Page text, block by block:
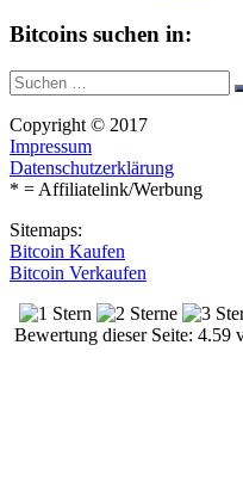
Bitcoins suchen in:
Suche
nach:
Copyright © 2017
Impressum
Datenschutzerklärung
* = Affiliatelink/Werbung
Sitemaps:
Bitcoin Kaufen
Bitcoin Verkaufen
Bewertung dieser Seite: 4.59